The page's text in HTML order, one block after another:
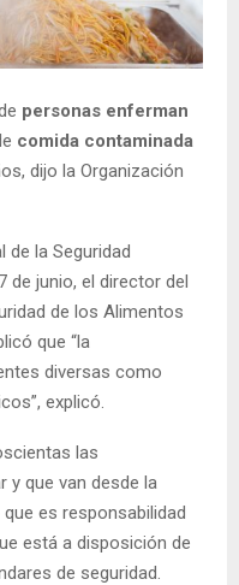
personas enferman
comida contaminada
dijo la Organización
de la Seguridad
de junio, el director del
de los Alimentos
que “la
diversas como
explicó.
las
y que van desde la
es responsabilidad
está a disposición de
de seguridad.